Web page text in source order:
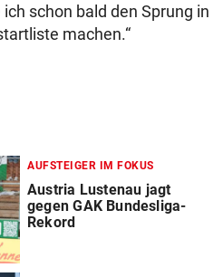
schon bald den Sprung in
machen.“
AUFSTEIGER IM FOKUS
Austria Lustenau jagt
gegen GAK Bundesliga-
Rekord